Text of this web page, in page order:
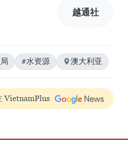
越通社
#水资源 澳大利亚
VietnamPlus